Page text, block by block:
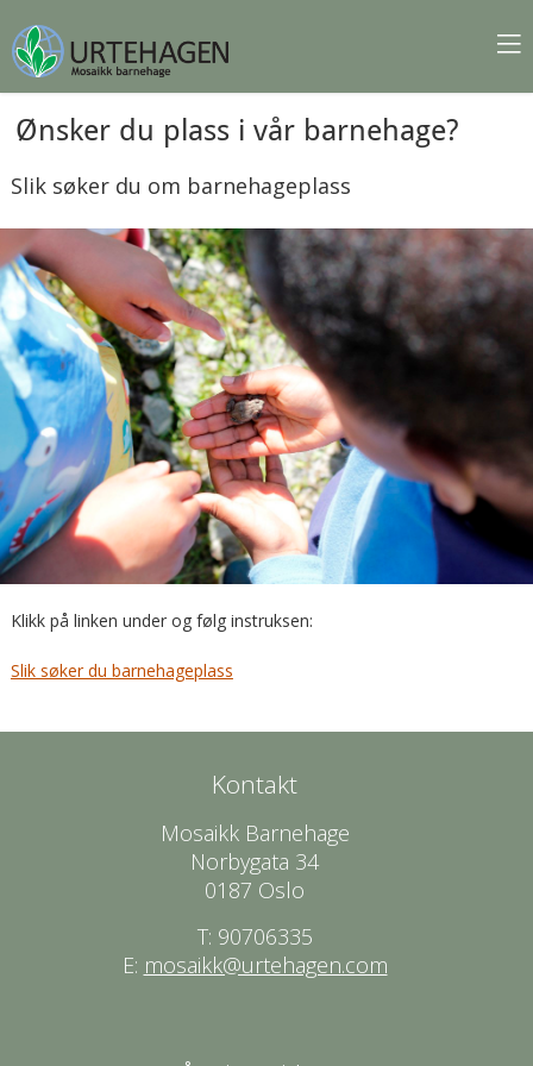
Ønsker du plass i vår barnehage?
Slik søker du om barnehageplass
Klikk på linken under og følg instruksen:
Slik søker du barnehageplass
Kontakt
Mosaikk Barnehage
Norbygata 34
0187 Oslo
T: 90706335
E: mosaikk@urtehagen.com